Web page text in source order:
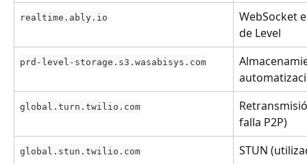
realtime.ably.io
WebSocket
de Level
prd-level-storage.s3.wasabisys.com
global.turn.twilio.com
falla P2P)
global.stun.twilio.com STUN